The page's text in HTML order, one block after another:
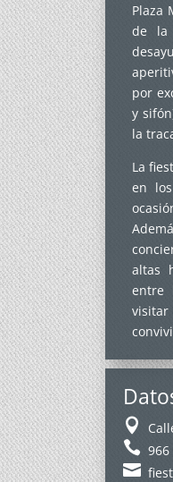
Plaza
de la
por
y
la
La
en
altas
entre
visitar

 966
